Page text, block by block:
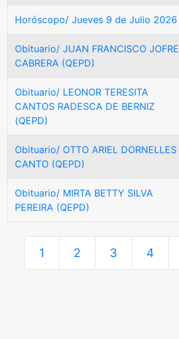
Horóscopo/ Jueves 9 de Julio 2026
Obituario/ JUAN FRANCISCO JOFRE
CABRERA (QEPD)
Obituario/ LEONOR TERESITA
CANTOS RADESCA DE BERNIZ
(QEPD)
Obituario/ OTTO ARIEL DORNELLES
CANTO (QEPD)
Obituario/ MIRTA BETTY SILVA
PEREIRA (QEPD)
1 2 3 4